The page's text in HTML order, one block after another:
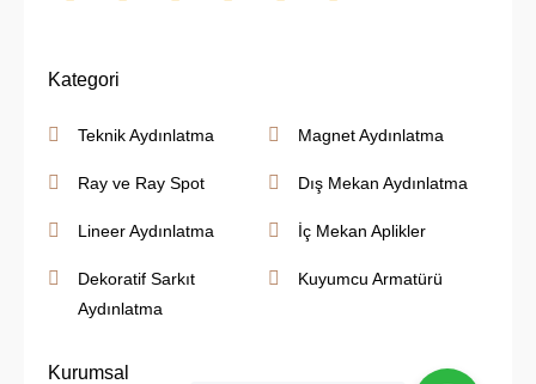
Kategori
Teknik Aydınlatma
Ray ve Ray Spot
Lineer Aydınlatma
Dekoratif Sarkıt
Aydınlatma
Magnet Aydınlatma
Dış Mekan Aydınlatma
İç Mekan Aplikler
Kuyumcu Armatürü
Kurumsal